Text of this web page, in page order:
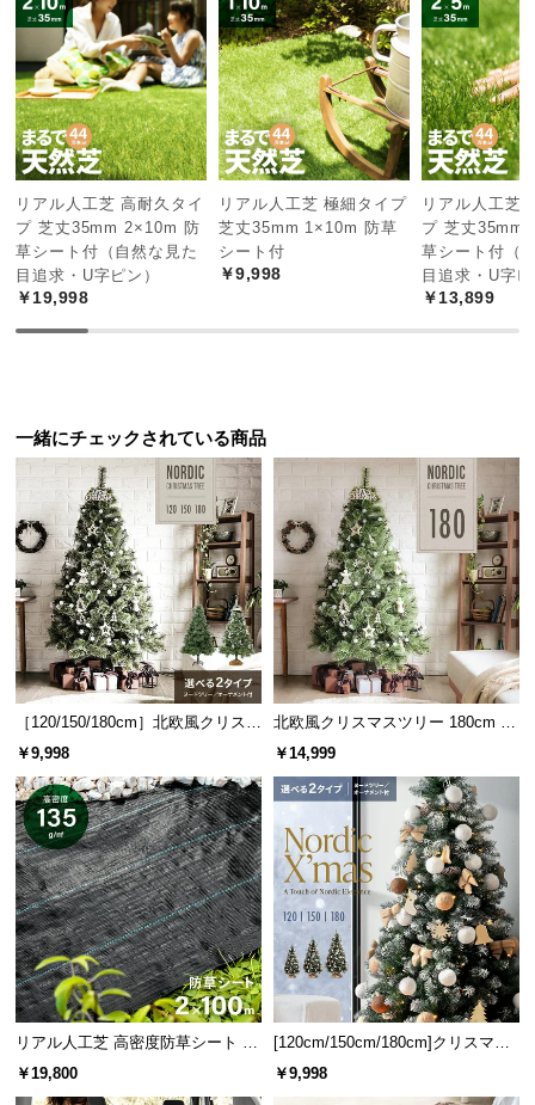
型
品
の
配
送
に
つ
い
て
の
配
つ
い
て
開
梱
設
置
サ
ー
ビ
ス
に
つ
い
て
搬
入
リアル人工芝 高耐久タイ
プ 芝丈35mm 2×10m 防
草シート付（自然な見た
目追求・U字ピン）
￥19,998
リアル人工芝 極細タイプ
芝丈35mm 1×10m 防草
シート付
￥9,998
リアル人工芝
プ 芝丈35mm
草シート付（
目追求・U字
￥13,899
一緒にチェックされている商品
［120/150/180cm］北欧風クリスマ
スツリー オーナメントセット
￥9,998
北欧風クリスマスツリー 180cm オ
ーナメントセット
￥14,999
リアル人工芝 高密度防草シート 2×
100m
￥19,800
[120cm/150cm/180cm]クリスマス
ツリー オーナメント付
￥9,998